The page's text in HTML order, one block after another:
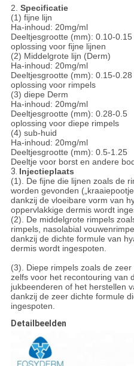
2. Specificatie
(1) fijne lijn
Ha-inhoud: 20mg/ml
Deeltjesgrootte (mm): 0.10-0.15
oplossing voor fijne lijnen
(2) Middelgrote lijn (Derm)
Ha-inhoud: 20mg/ml
Deeltjesgrootte (mm): 0.15-0.28
oplossing voor rimpels
(3) diepe Derm
Ha-inhoud: 20mg/ml
Deeltjesgrootte (mm): 0.28-0.5
oplossing voor diepe rimpels
(4) sub-huid
Ha-inhoud: 20mg/ml
Deeltjesgrootte (mm): 0.5-1.25
Deeltje voor borst en andere
3. Injectieplaats
(1). De fijne die lijnen zoals de
worden gevonden
dankzij de vloeibare vorm van
oppervlakkige dermis wordt
(2). De middelgrote rimpels
rimpels, nasolabial
dankzij de dichte formule van
dermis wordt ingespoten.
(3). Diepe rimpels zoals de
zelfs voor het recontouring van
jukbeenderen of het herstellen
dankzij de zeer dichte formule
ingespoten.
Detailbeelden